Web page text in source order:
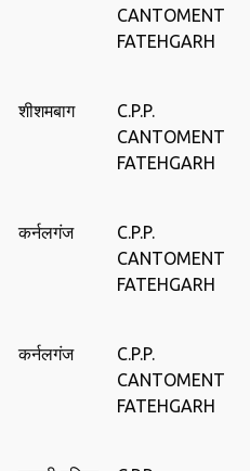
CANTOMENT
FATEHGARH
शीशमबाग
C.P.P.
CANTOMENT
FATEHGARH
कर्नलगंज
C.P.P.
CANTOMENT
FATEHGARH
कर्नलगंज
C.P.P.
CANTOMENT
FATEHGARH